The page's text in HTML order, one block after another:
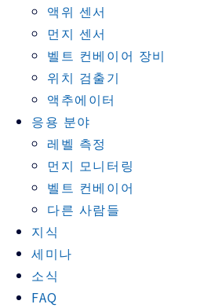
액위 센서
먼지 센서
벨트 컨베이어 장비
위치 검출기
액추에이터
응용 분야
레벨 측정
먼지 모니터링
벨트 컨베이어
다른 사람들
지식
세미나
소식
FAQ